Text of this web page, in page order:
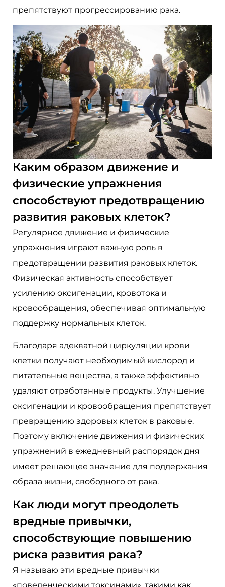
препятствуют прогрессированию рака.
Каким образом движение и
физические упражнения
способствуют предотвращению
развития раковых клеток?
Регулярное движение и физические
упражнения играют важную роль в
предотвращении развития раковых клеток.
Физическая активность способствует
усилению оксигенации, кровотока и
кровообращения, обеспечивая оптимальную
поддержку нормальных клеток.
Благодаря адекватной циркуляции крови
клетки получают необходимый кислород и
питательные вещества, а также эффективно
удаляют отработанные продукты. Улучшение
оксигенации и кровообращения препятствует
превращению здоровых клеток в раковые.
Поэтому включение движения и физических
упражнений в ежедневный распорядок дня
имеет решающее значение для поддержания
образа жизни, свободного от рака.
Как люди могут преодолеть
вредные привычки,
способствующие повышению
риска развития рака?
Я называю эти вредные привычки